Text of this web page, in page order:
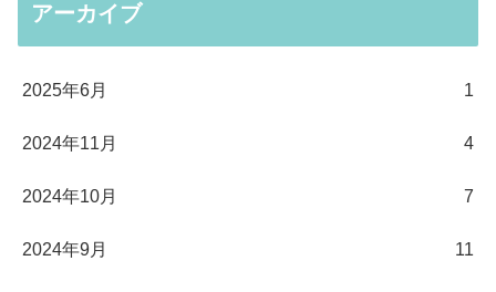
アーカイブ
2025年6月 1
2024年11月 4
2024年10月 7
2024年9月 11